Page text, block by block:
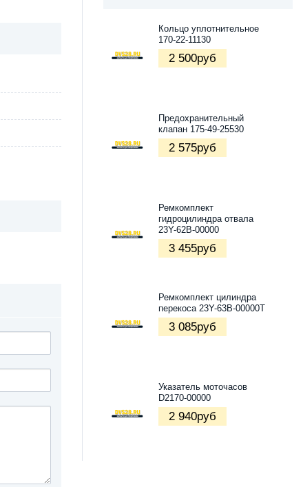
Кольцо уплотнительное
170-22-11130
2 500руб
Предохранительный
клапан 175-49-25530
2 575руб
Ремкомплект
гидроцилиндра отвала
23Y-62B-00000
3 455руб
Ремкомплект цилиндра
перекоса 23Y-63B-00000T
3 085руб
Указатель моточасов
D2170-00000
2 940руб